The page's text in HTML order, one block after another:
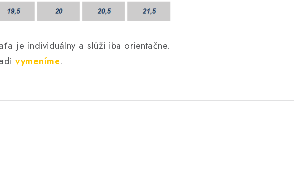
je individuálny a slúži iba orientačne.
vymeníme.